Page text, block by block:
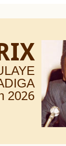
2026